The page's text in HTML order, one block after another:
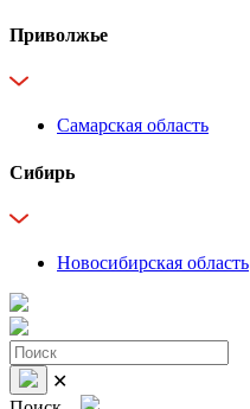
Приволжье
Самарская область
Сибирь
Новосибирская область
✕